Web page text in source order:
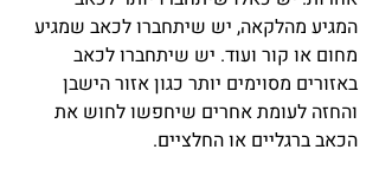
המגיע מהלקאה, יש שיתחברו לכאב שמגיע
מחום או קור ועוד. יש שיתחברו לכאב
באזורים מסוימים יותר כגון אזור הישבן
והחזה לעומת אחרים שיחפשו לחוש את
הכאב ברגליים או החלציים.